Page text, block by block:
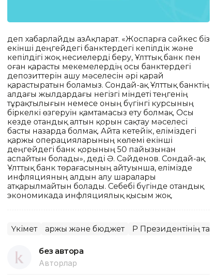
деп хабарлайды ҚазАқпарат. «Жоспарға сәйкес біз
екінші деңгейдегі банктердегі кепілдік және
кепілдігі жоқ несиелерді беру, Ұлттық банк пен
оған қарасты мекемелердің осы банктердегі
депозиттерін ашу мәселесін әрі қарай
қарастыратын боламыз. Сондай-ақ Ұлттық банктің
алдағы жылдардағы негізгі міндеті теңгенің
тұрақтылығын немесе оның бүгінгі курсының
біркелкі өзгеруін қамтамасыз ету болмақ. Осы
кезде отандық алтын қорын сақтау мәселесі
басты назарда болмақ. Айта кетейік, еліміздегі
қаржы операцияларының көлемі екінші
деңгейдегі банк қорының 50 пайызынан
аспайтын болады», деді Ә. Сәйденов. Сондай-ақ
Ұлттық банк төрағасының айтуынша, елімізде
инфляцияның алдын алу шаралары
атқарылмайтын болады. Себебі бүгінде отандық
экономикада инфляциялық қысым жоқ.
Үкімет Қаржы және бюджет ҚР Президентінің
без автора
Авторлар